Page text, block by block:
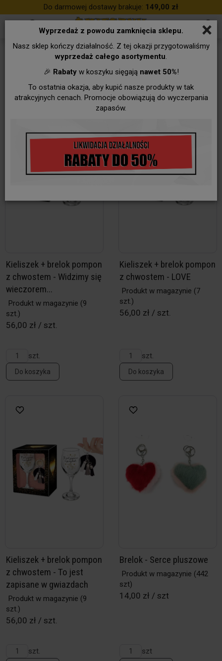
×
Wyprzedaż z powodu zamknięcia sklepu.
Nasz sklep kończy działalność. Z tej okazji przygotowaliśmy
wyprzedaż całego asortymentu.
🎉 Rabatyw koszyku sięgają nawet 50%!
To ostatnia okazja, aby kupić nasze produkty w tak
atrakcyjnych cenach. Promocje obowiązują do wyczerpania
zapasów.
Do darmowej dostawy brakuje: 149,00 zł
Breloki, przypinki
Kieliszek + brelok pompon
z chwostem - Widzimy się
wieczorem...
Produkt w magazynie (9
szt.)
56,00 zł / szt.
szt.
Do koszyka
Kieliszek + brelok pompon
z chwostem - LOVE
Produkt w magazynie (7
szt.)
56,00 zł / szt.
szt.
Do koszyka
Kieliszek + brelok pompon
z chwostem - To jest
zapisane w gwiazdach
Produkt w magazynie (9
szt.)
56,00 zł / szt.
szt.
Brelok - Serce pluszowe
Produkt w magazynie (442
szt)
14,00 zł / szt
szt